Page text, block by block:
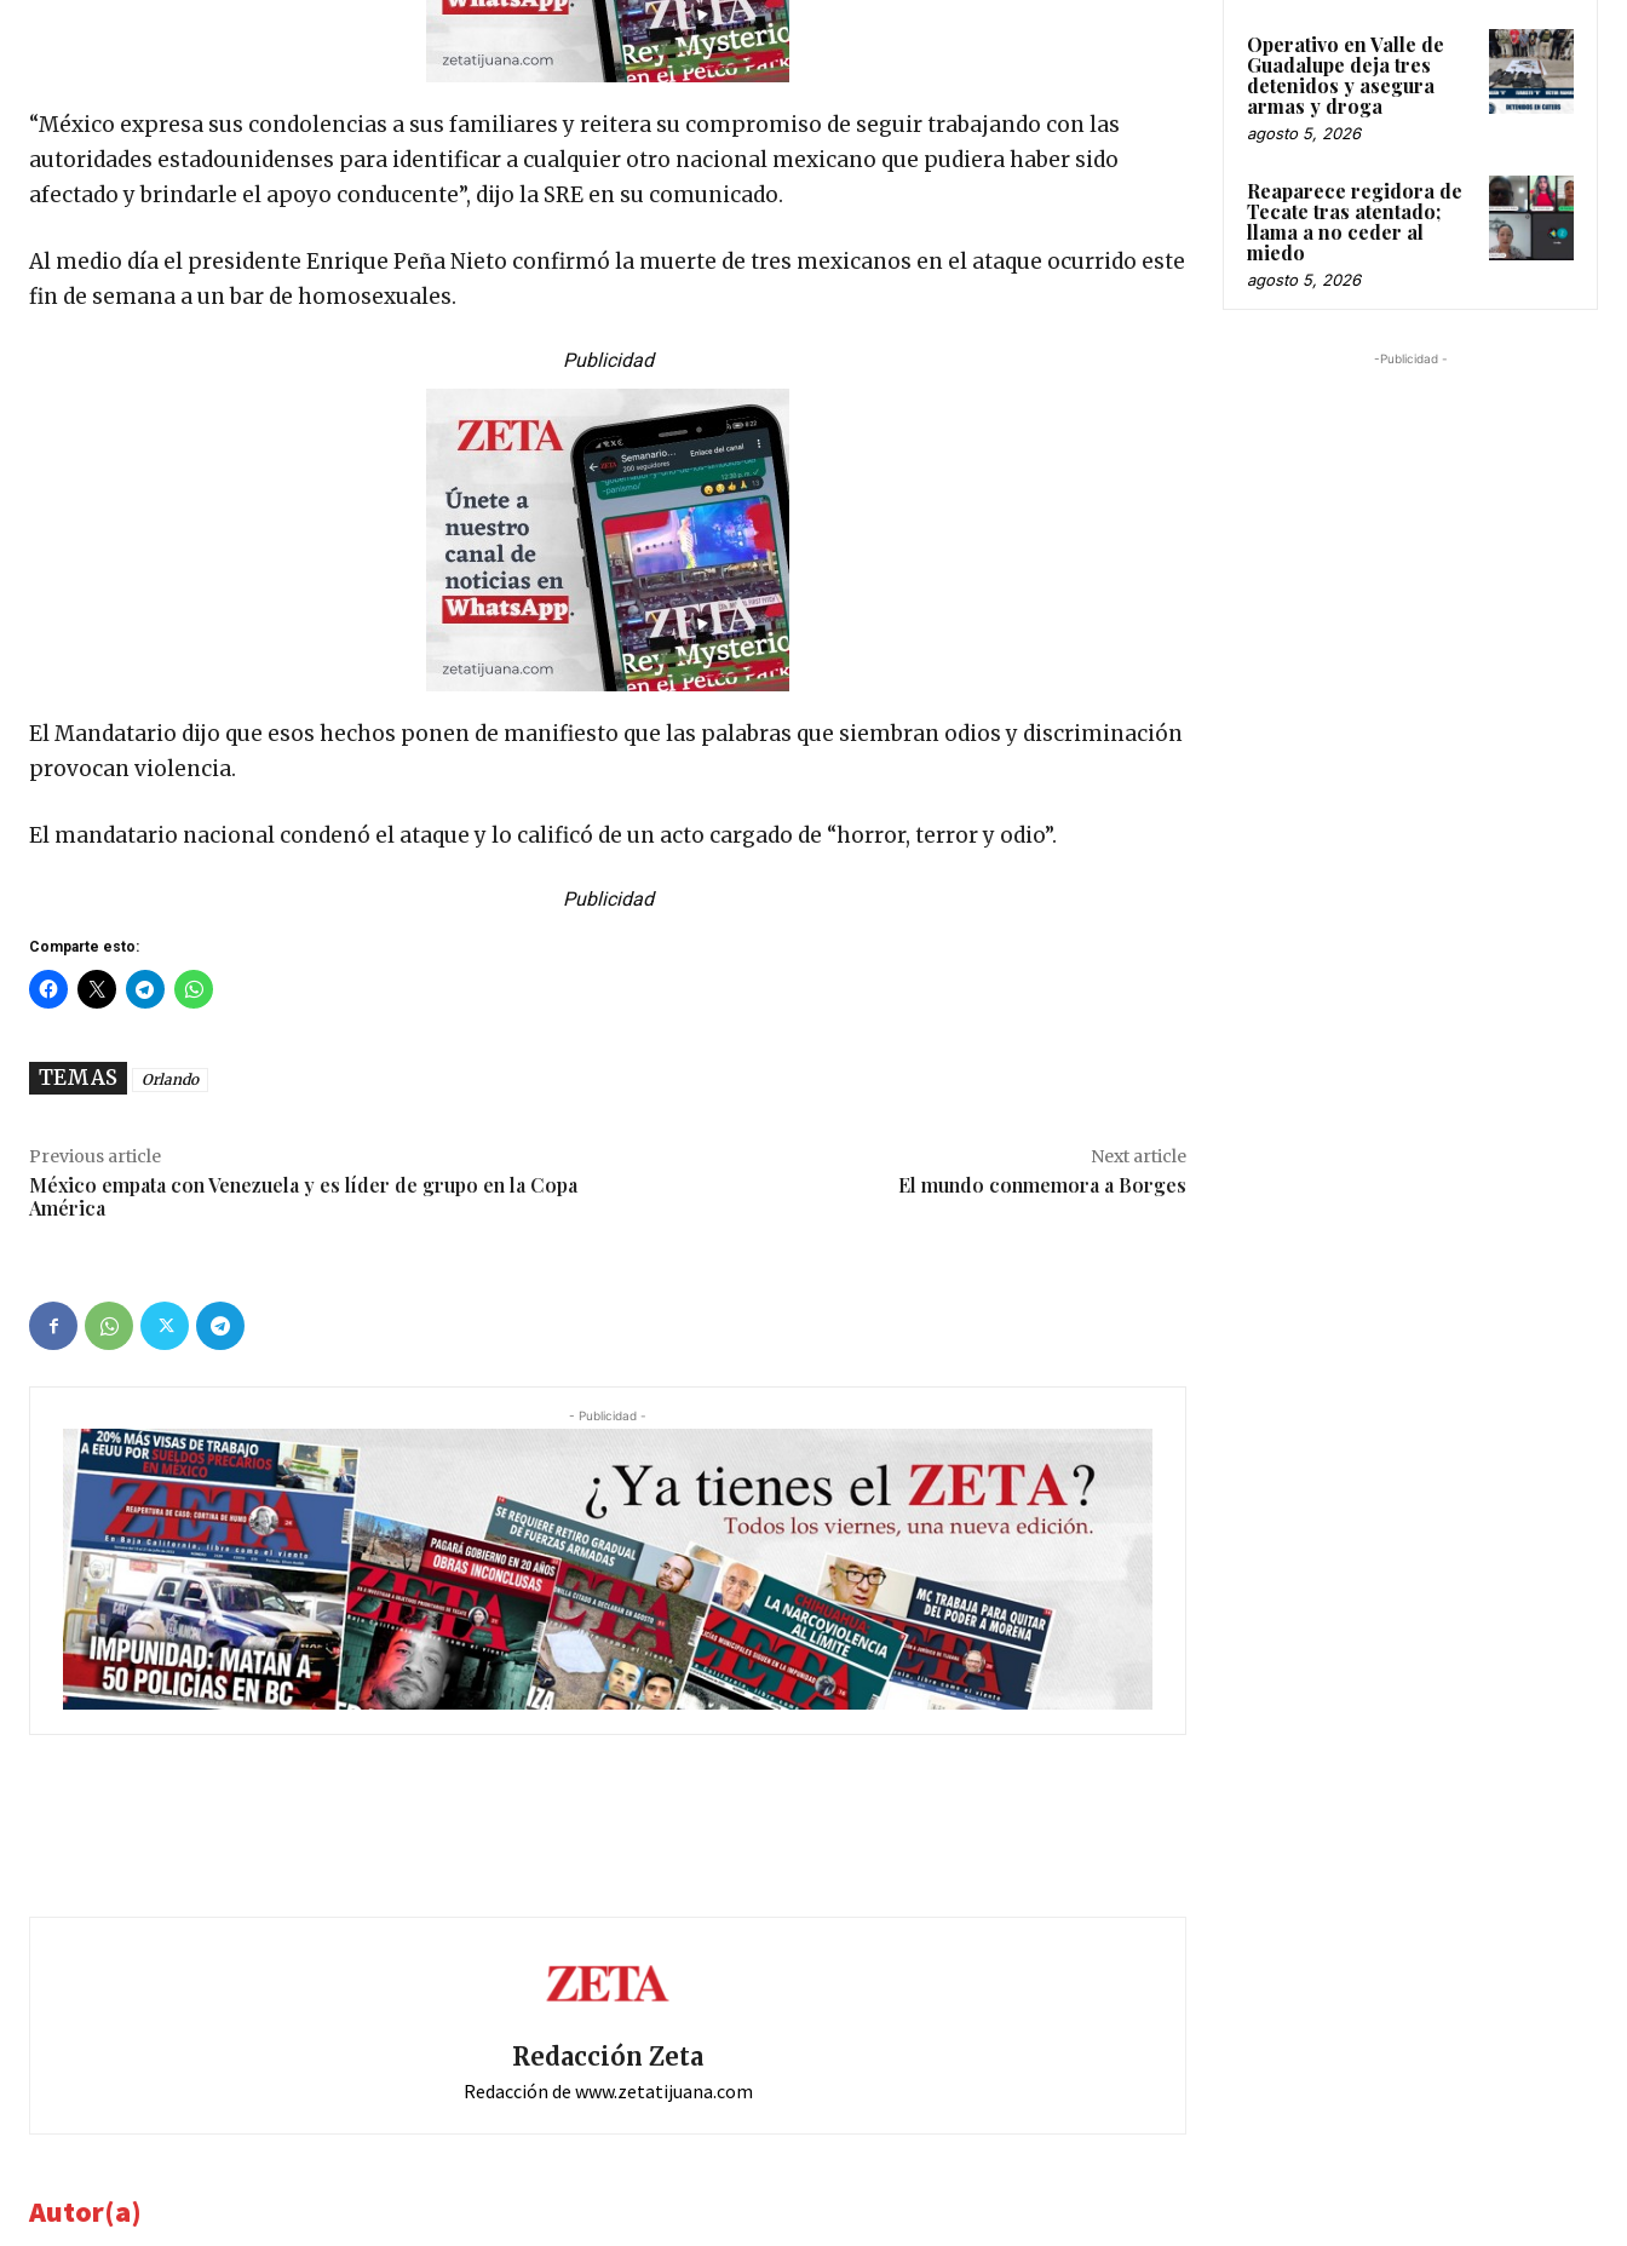
“México expresa sus condolencias a sus familiares y reitera su compromiso de seguir trabajando con las
autoridades estadounidenses para identificar a cualquier otro nacional mexicano que pudiera haber sido
afectado y brindarle el apoyo conducente”, dijo la SRE en su comunicado.
Al medio día el presidente Enrique Peña Nieto confirmó la muerte de tres mexicanos en el ataque ocurrido este
fin de semana a un bar de homosexuales.
Publicidad
El Mandatario dijo que esos hechos ponen de manifiesto que las palabras que siembran odios y discriminación
provocan violencia.
El mandatario nacional condenó el ataque y lo calificó de un acto cargado de “horror, terror y odio”.
Publicidad
Comparte esto:
TEMAS Orlando
Previous article
México empata con Venezuela y es líder de grupo en la Copa
América
Next article
El mundo conmemora a Borges
- Publicidad -
Redacción Zeta
Redacción de www.zetatijuana.com
Autor(a)
Operativo en Valle de
Guadalupe deja tres
detenidos y asegura
armas y droga
agosto 5, 2026
Reaparece regidora de
Tecate tras atentado;
llama a no ceder al
miedo
agosto 5, 2026
-Publicidad -